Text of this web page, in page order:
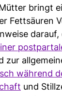
bringt
Fettsäuren
darauf,
zur
während
und